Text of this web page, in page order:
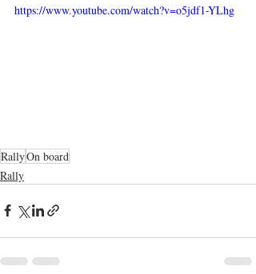
https://www.youtube.com/watch?v=o5jdf1-YLhg
RallyOn board
Rally